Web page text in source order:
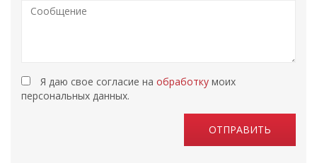
Я даю свое согласие на обработку моих
персональных данных.
ОТПРАВИТЬ